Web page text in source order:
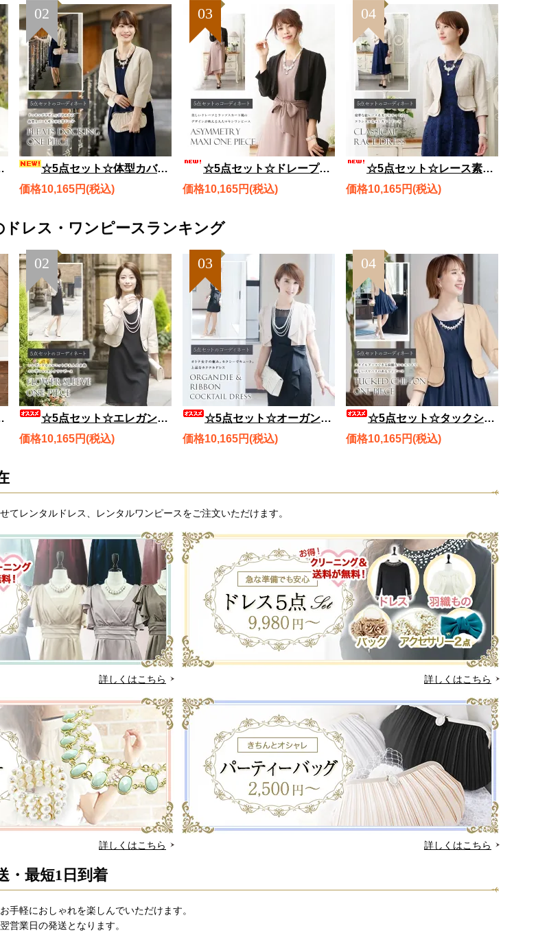
02
☆5点セット☆体型カバーも叶うゆる甘ドレス、プリーツドッキングワンピース、ラウンドペプラムボレロ、バッグ、ネックレス、ブレスレット rdset2130
価格10,165円(税込)
03
☆5点セット☆ドレープが美しい大人ワンピ アシンメトリーマキシワンピース オトナのハンサムボレロ、バッグ、ネックレス、ブレスレット rdset3050
価格10,165円(税込)
04
☆5点セット☆レース素材がエレガント♪ クラシカルレースドレス、ラウンドペプラムボレロ、バッグ、ネックレス、ブレスレット rdset3030
価格10,165円(税込)
ドレス・ワンピースランキング
02
☆5点セット☆エレガントVネックワンピース、ボレロ、バッグ、ネックレス、ブレスレット rdset2154
価格10,165円(税込)
03
☆5点セット☆オーガンジー＆リボン カクテルドレス、ジャケット風ボレロ、ショルダーバッグ、ネックレス、ブレスレット rdset1712
価格10,165円(税込)
04
☆5点セット☆タックシフォンワンピース、ラウンドペプラムボレロ、パールギャザークラッチバッグ、ネックレス、ブレスレット rdset1725
価格10,165円(税込)
てレンタルドレス、レンタルワンピースをご注文いただけます。
詳しくはこちら 詳しくはこちら
詳しくはこちら 詳しくはこちら
・最短1日到着
手軽におしゃれを楽しんでいただけます。
営業日の発送となります。